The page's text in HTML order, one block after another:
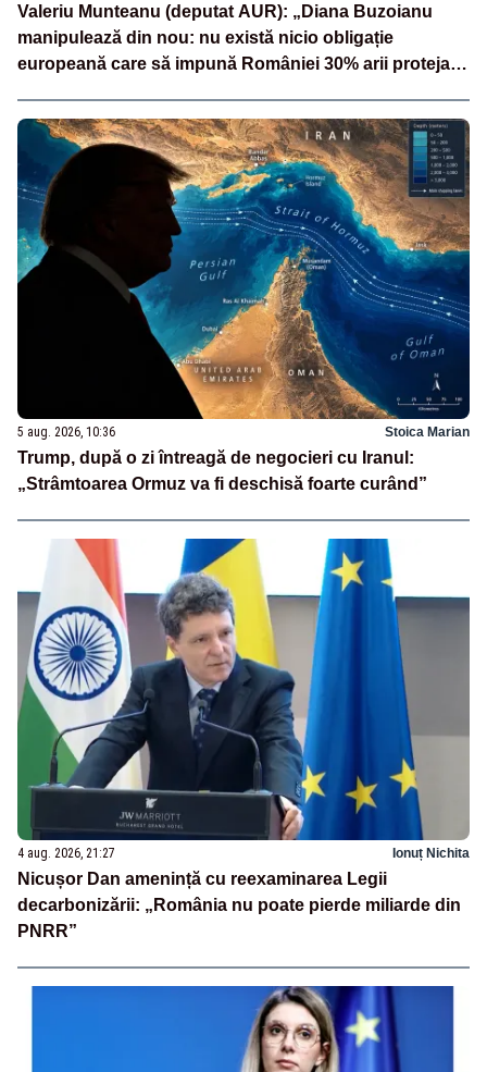
Valeriu Munteanu (deputat AUR): „Diana Buzoianu
manipulează din nou: nu există nicio obligație
europeană care să impună României 30% arii protejate
5 aug. 2026, 10:36 Stoica Marian
Trump, după o zi întreagă de negocieri cu Iranul:
„Strâmtoarea Ormuz va fi deschisă foarte curând”
4 aug. 2026, 21:27 Ionuț Nichita
Nicușor Dan amenință cu reexaminarea Legii
decarbonizării: „România nu poate pierde miliarde din
PNRR”